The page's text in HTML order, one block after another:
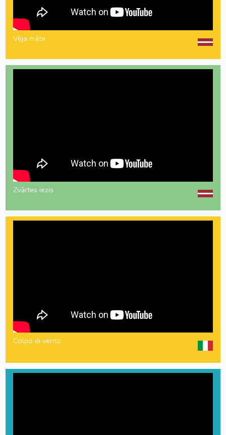
Vēja māte
Zvārtes iezis
Colpo di vento